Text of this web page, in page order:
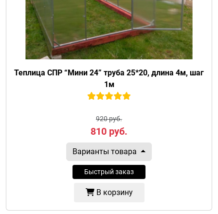
Теплица СПР “Мини 24” труба 25*20, длина 4м, шаг
1м
920 руб.
810 руб.
Варианты товара
Быстрый заказ
В корзину